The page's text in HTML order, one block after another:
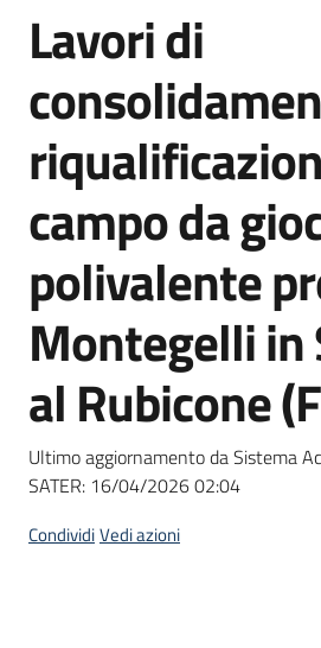
e
strumenti
acquisto
Supporto
Piattaforme
telematiche
English
site
Salta al contenuto
Lavori di
campo da
polivalente
Montegelli in
al Rubicone
Ultimo aggiornamento da Sistema
SATER: 16/04/2026 02:04
CondividiVedi azioni